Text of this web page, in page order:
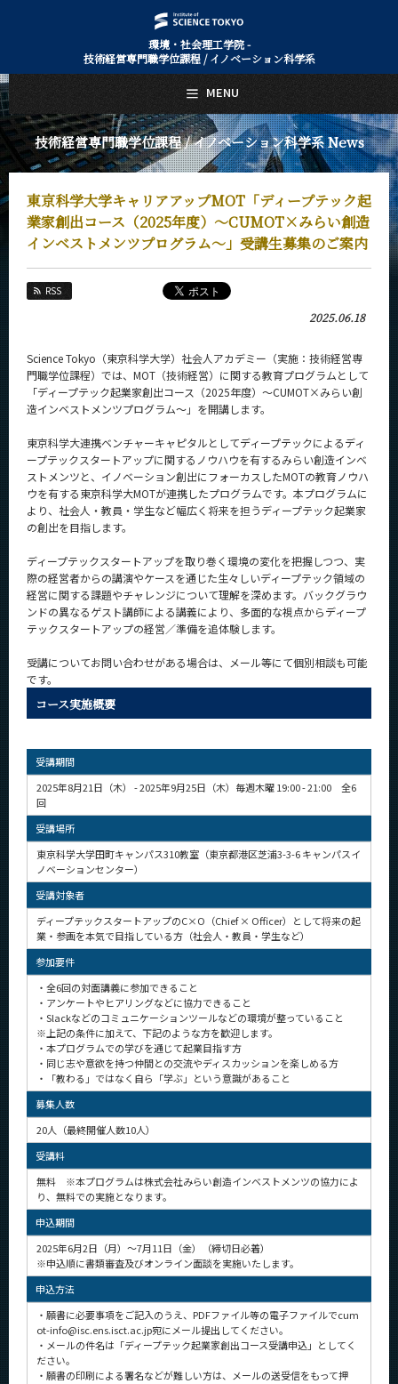
環境・社会理工学院 -
技術経営専門職学位課程 / イノベーション科学系
技術経営専門職学位課程 / イノベーション科学系 News
東京科学大学キャリアアップMOT「ディープテック起
業家創出コース（2025年度）～CUMOT×みらい創造
インベストメンツプログラム～」受講生募集のご案内
RSS
2025.06.18
Science Tokyo（東京科学大学）社会人アカデミー（実施：技術経営専
門職学位課程）では、MOT（技術経営）に関する教育プログラムとして
「ディープテック起業家創出コース（2025年度）～CUMOT×みらい創
造インベストメンツプログラム～」を開講します。
東京科学大連携ベンチャーキャピタルとしてディープテックによるディ
ープテックスタートアップに関するノウハウを有するみらい創造インベ
ストメンツと、イノベーション創出にフォーカスしたMOTの教育ノウハ
ウを有する東京科学⼤MOTが連携したプログラムです。本プログラムに
より、社会人・教員・学生など幅広く将来を担うディープテック起業家
の創出を目指します。
ディープテックスタートアップを取り巻く環境の変化を把握しつつ、実
際の経営者からの講演やケースを通じた⽣々しいディープテック領域の
経営に関する課題やチャレンジについて理解を深めます。バックグラウ
ンドの異なるゲスト講師による講義により、多⾯的な視点からディープ
テックスタートアップの経営／準備を追体験します。
受講についてお問い合わせがある場合は、メール等にて個別相談も可能
です。
コース実施概要
受講期間
2025年8月21日（木） - 2025年9月25日（木）毎週木曜 19:00 - 21:00 全6
回
受講場所
東京科学大学田町キャンパス310教室（東京都港区芝浦3-3-6 キャンパスイ
ノベーションセンター）
受講対象者
ディープテックスタートアップのC×O（Chief × Officer）として将来の起
業・参画を本気で目指している方（社会人・教員・学生など）
参加要件
・全6回の対面講義に参加できること
・アンケートやヒアリングなどに協力できること
・Slackなどのコミュニケーションツールなどの環境が整っていること
※上記の条件に加えて、下記のような方を歓迎します。
・本プログラムでの学びを通じて起業目指す方
・同じ志や意欲を持つ仲間との交流やディスカッションを楽しめる方
・「教わる」ではなく自ら「学ぶ」という意識があること
募集人数
20人（最終開催人数10人）
受講料
無料 ※本プログラムは株式会社みらい創造インベストメンツの協力によ
り、無料での実施となります。
申込期間
2025年6月2日（月）～7月11日（金）（締切日必着）
※申込順に書類審査及びオンライン面談を実施いたします。
申込方法
・願書に必要事項をご記入のうえ、PDFファイル等の電子ファイルでcum
ot-info@isc.ens.isct.ac.jp宛にメール提出してください。
・メールの件名は「ディープテック起業家創出コース受講申込」としてく
ださい。
・願書の印刷による署名などが難しい方は、メールの送受信をもって押
MENU
日本語 English
Top Page
技術経営専門職学位課程 / イノベーション科学系について
About Us
教育
Education
教員・研究室
未来
Admissions
技術経営専門職学位課程 / イノベーション科学系 News
News
News 一覧
カテゴリ別
課程別
イベントカレンダー
Event Calendar
学内向け情報
系詳細情報